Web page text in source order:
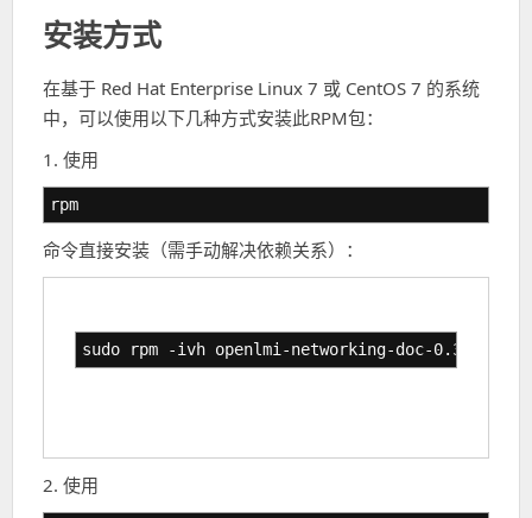
安装方式
在基于 Red Hat Enterprise Linux 7 或 CentOS 7 的系统
中，可以使用以下几种方式安装此RPM包：
1. 使用
rpm
命令直接安装（需手动解决依赖关系）：
sudo rpm -ivh openlmi-networking-doc-0.3.0-
2. 使用